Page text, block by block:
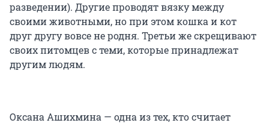
разведении). Другие проводят вязку между
своими животными, но при этом кошка и кот
друг другу вовсе не родня. Третьи же скрещивают
своих питомцев с теми, которые принадлежат
другим людям.
Оксана Ашихмина — одна из тех, кто считает